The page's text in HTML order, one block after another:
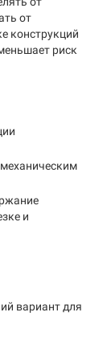
от
конструкций
риск
и
вариант для